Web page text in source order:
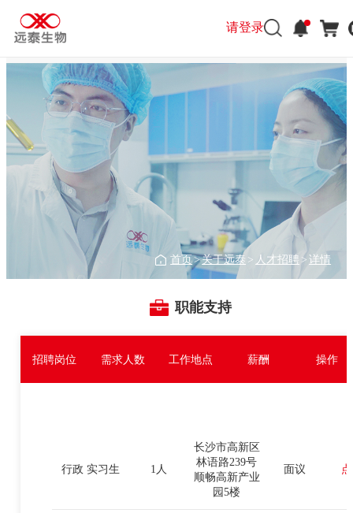
请登录
首页>关于远泰 > 人才招聘 > 详情
职能支持
招聘岗位 需求人数 工作地点 薪酬 操作
行政 实习生 1人
长沙市高新区
林语路239号
顺畅高新产业
园5楼
面议